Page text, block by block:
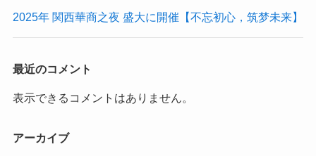
2025年 関西華商之夜 盛大に開催【不忘初心，筑梦未来】
最近のコメント
表示できるコメントはありません。
アーカイブ